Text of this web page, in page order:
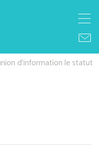
d’information le statut